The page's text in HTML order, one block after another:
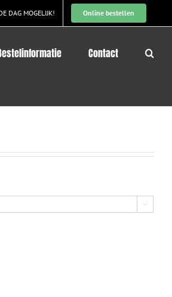
DAG MOGELIJK! Online bestellen
Contact
